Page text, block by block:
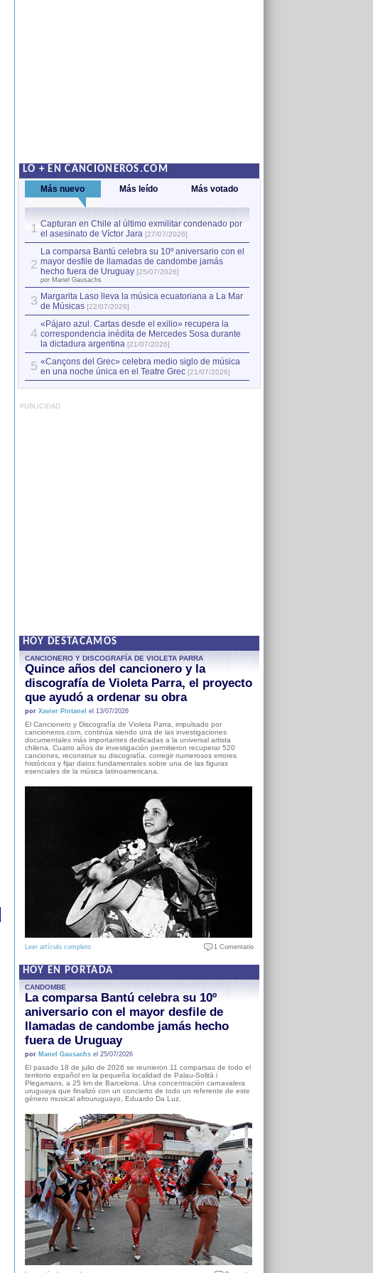
LO + EN CANCIONEROS.COM
Más nuevo Más leído Más votado
1 Capturan en Chile al último exmilitar condenado por
el asesinato de Víctor Jara [27/07/2026]
2
La comparsa Bantú celebra su 10º aniversario con el
mayor desfile de llamadas de candombe jamás
hecho fuera de Uruguay [25/07/2026]
por Manel Gausachs
3 Margarita Laso lleva la música ecuatoriana a La Mar
de Músicas [22/07/2026]
4
«Pájaro azul. Cartas desde el exilio» recupera la
correspondencia inédita de Mercedes Sosa durante
la dictadura argentina [21/07/2026]
5 «Cançons del Grec» celebra medio siglo de música
en una noche única en el Teatre Grec [21/07/2026]
PUBLICIDAD
HOY DESTACAMOS
CANCIONERO Y DISCOGRAFÍA DE VIOLETA PARRA
Quince años del cancionero y la
discografía de Violeta Parra, el proyecto
que ayudó a ordenar su obra
por Xavier Pintanel el 13/07/2026
El Cancionero y Discografía de Violeta Parra, impulsado por
cancioneros.com, continúa siendo una de las investigaciones
documentales más importantes dedicadas a la universal artista
chilena. Cuatro años de investigación permitieron recuperar 520
canciones, reconstruir su discografía, corregir numerosos errores
históricos y fijar datos fundamentales sobre una de las figuras
esenciales de la música latinoamericana.
Leer artículo completo 1 Comentario
HOY EN PORTADA
CANDOMBE
La comparsa Bantú celebra su 10º
aniversario con el mayor desfile de
llamadas de candombe jamás hecho
fuera de Uruguay
por Manel Gausachsel 25/07/2026
El pasado 18 de julio de 2026 se reunieron 11 comparsas de todo el
territorio español en la pequeña localidad de Palau-Solità i
Plegamans, a 25 km de Barcelona. Una concentración carnavalera
uruguaya que finalizó con un concierto de todo un referente de este
género musical afrouruguayo, Eduardo Da Luz.